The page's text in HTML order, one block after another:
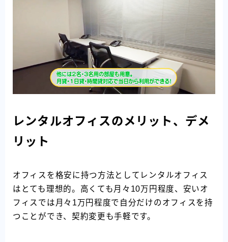
レンタルオフィスのメリット、デメ
リット
オフィスを格安に持つ方法としてレンタルオフィス
はとても理想的。高くても月々10万円程度、安いオ
フィスでは月々1万円程度で自分だけのオフィスを持
つことができ、契約変更も手軽です。